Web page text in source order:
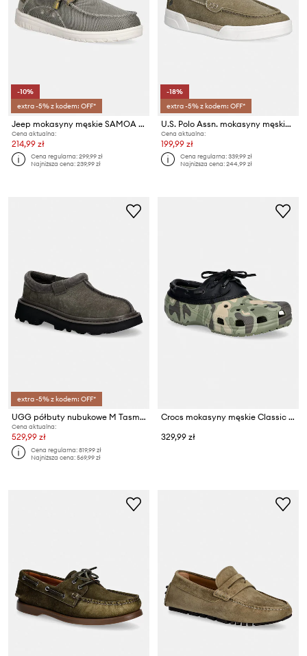
-10%
extra -5% z kodem: OFF*
Jeep mokasyny męskie SAMOA WALLABEE KNIT
Cena aktualna:
214,99 zł
Cena regularna:299,99 zł
Najniższa cena:239,99 zł
-18%
extra -5% z kodem: OFF*
U.S. Polo Assn. mokasyny męskie ALONSO001A
Cena aktualna:
199,99 zł
Cena regularna:339,99 zł
Najniższa cena:244,99 zł
extra -5% z kodem: OFF*
UGG półbuty nubukowe M Tasman Lug Embossed
Cena aktualna:
529,99 zł
Cena regularna:819,99 zł
Najniższa cena:569,99 zł
Crocs mokasyny męskie Classic Duck Camo Boat Shoe
329,99 zł